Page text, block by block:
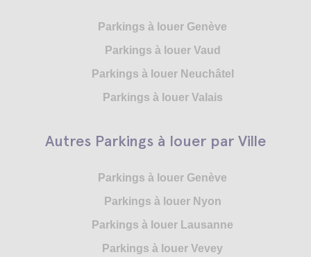
Parkings à louer Genève
Parkings à louer Vaud
Parkings à louer Neuchâtel
Parkings à louer Valais
Autres Parkings à louer par Ville
Parkings à louer Genève
Parkings à louer Nyon
Parkings à louer Lausanne
Parkings à louer Vevey